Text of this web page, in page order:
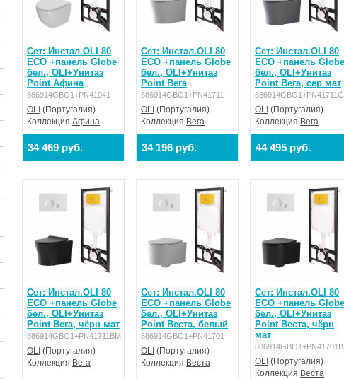
Сет: Инстал.OLI 80
ECO +панель Globe
бел., OLI+Унитаз
Point Афина
886914GBO1+PN41041
OLI (Португалия)
Коллекция Афина
34 469 руб.
Сет: Инстал.OLI 80
ECO +панель Globe
бел., OLI+Унитаз
Point Вега
886914GBO1+PN41711
OLI (Португалия)
Коллекция Вега
34 196 руб.
Сет: Инстал.OLI 80
ECO +панель Globe
бел., OLI+Унитаз
Point Вега, сер мат
OLI (Португалия)
Коллекция Вега
44 495 руб.
Сет: Инстал.OLI 80
ECO +панель Globe
бел., OLI+Унитаз
Point Вега, чёрн мат
886914GBO1+PN41711BM
OLI (Португалия)
Коллекция Вега
Сет: Инстал.OLI 80
ECO +панель Globe
бел., OLI+Унитаз
Point Веста, белый
886914GBO1+PN41701
OLI (Португалия)
Коллекция Веста
Сет: Инстал.OLI 80
ECO +панель Globe
бел., OLI+Унитаз
Point Веста, чёрн
мат
OLI (Португалия)
Коллекция Веста